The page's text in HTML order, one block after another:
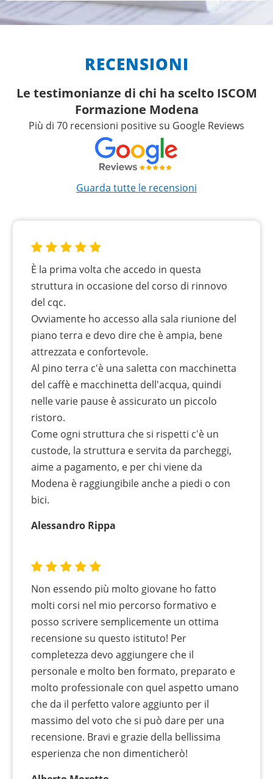
RECENSIONI
Le testimonianze di chi ha scelto ISCOM
Formazione Modena
Più di 70 recensioni positive su Google Reviews
Guarda tutte le recensioni
È la prima volta che accedo in questa
struttura in occasione del corso di rinnovo
del cqc.
Ovviamente ho accesso alla sala riunione del
piano terra e devo dire che è ampia, bene
attrezzata e confortevole.
Al pino terra c'è una saletta con macchinetta
del caffè e macchinetta dell'acqua, quindi
nelle varie pause è assicurato un piccolo
ristoro.
Come ogni struttura che si rispetti c'è un
custode, la struttura e servita da parcheggi,
aime a pagamento, e per chi viene da
Modena è raggiungibile anche a piedi o con
bici.
Alessandro Rippa
Non essendo più molto giovane ho fatto
molti corsi nel mio percorso formativo e
posso scrivere semplicemente un ottima
recensione su questo istituto! Per
completezza devo aggiungere che il
personale e molto ben formato, preparato e
molto professionale con quel aspetto umano
che da il perfetto valore aggiunto per il
massimo del voto che si può dare per una
recensione. Bravi e grazie della bellissima
esperienza che non dimenticherò!